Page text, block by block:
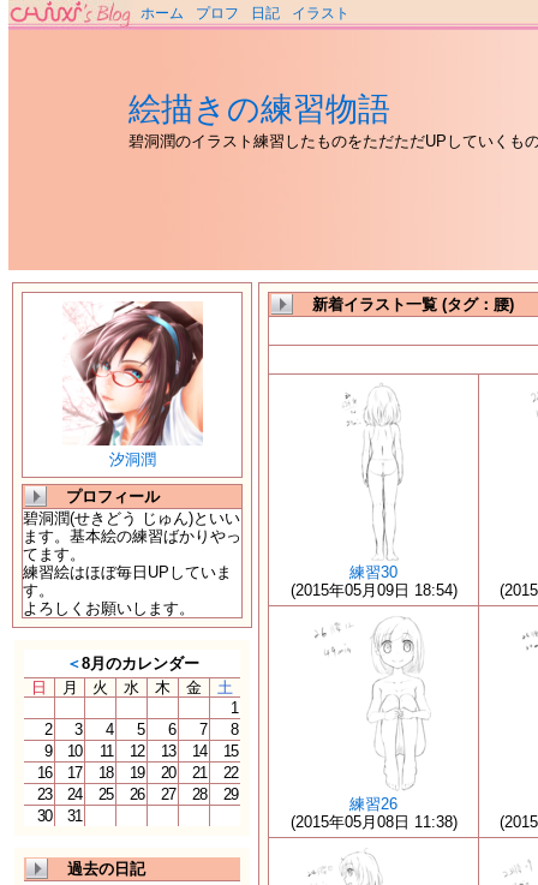
ホーム プロフ 日記 イラスト
絵描きの練習物語
碧洞潤のイラスト練習したものをただただUPしていくも
汐洞潤
プロフィール
碧洞潤(せきどう じゅん)といい
ます。基本絵の練習ばかりやっ
てます。
練習絵はほぼ毎日UPしていま
す。
よろしくお願いします。
＜8月のカレンダー
日
月 火 水 木 金
土
1
2
3 4 5 6 7
8
9
10 11 12 13 14
15
16
17 18 19 20 21
22
23
24 25 26 27 28
29
30
31
過去の日記
新着イラスト一覧 (タグ：腰)
練習30
(2015年05月09日 18:54)
練習26
(2015年05月08日 11:38)